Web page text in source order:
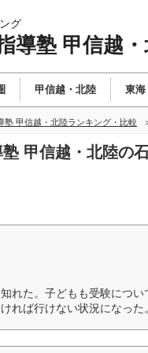
グ
導塾 甲信越
甲信越・北陸 東海
塾 甲信越・北陸ランキング・比較
甲信越・北陸の
れた。子どもも受験につい
れば行けない状況になった